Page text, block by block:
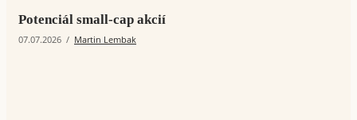
Potenciál small-cap akcií
07.07.2026 / Martin Lembak